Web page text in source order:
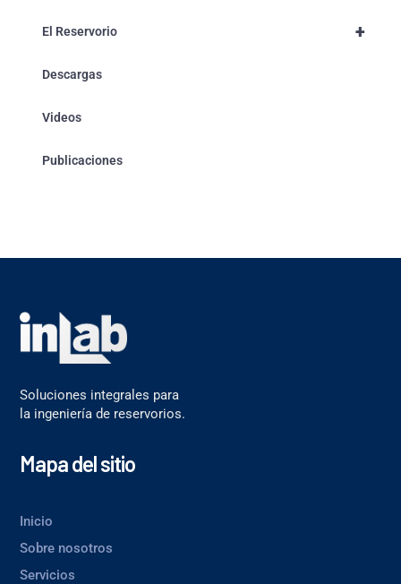
+
El Reservorio
Descargas
Videos
Publicaciones
Soluciones integrales para
la ingeniería de reservorios.
Mapa del sitio
Inicio
Sobre nosotros
Servicios